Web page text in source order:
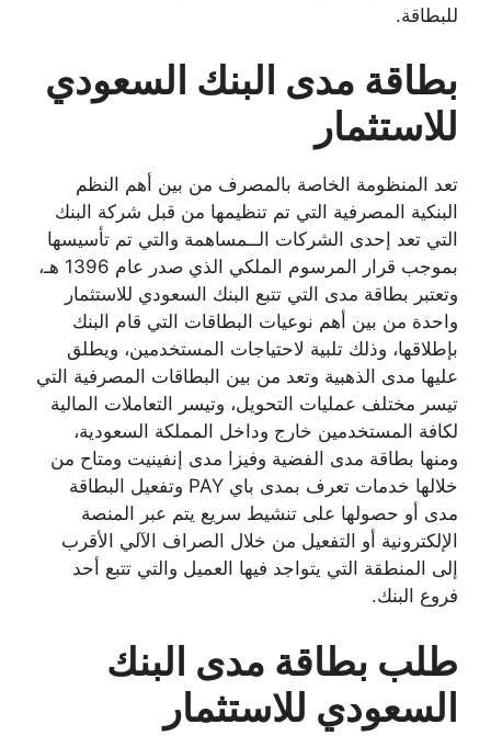
للبطاقة.
بطاقة مدى البنك السعودي
للاستثمار
تعد المنظومة الخاصة بالمصرف من بين أهم النظم
البنكية المصرفية التي تم تنظيمها من قبل شركة البنك
التي تعد إحدى الشركات الــمساهمة والتي تم تأسيسها
بموجب قرار المرسوم الملكي الذي صدر عام 1396 هـ،
وتعتبر بطاقة مدى التي تتبع البنك السعودي للاستثمار
واحدة من بين أهم نوعيات البطاقات التي قام البنك
بإطلاقها، وذلك تلبية لاحتياجات المستخدمين، ويطلق
عليها مدى الذهبية وتعد من بين البطاقات المصرفية التي
تيسر مختلف عمليات التحويل، وتيسر التعاملات المالية
لكافة المستخدمين خارج وداخل المملكة السعودية،
ومنها بطاقة مدى الفضية وفيزا مدى إنفينيت ومتاح من
خلالها خدمات تعرف بمدى باي PAY وتفعيل البطاقة
مدى أو حصولها على تنشيط سريع يتم عبر المنصة
الإلكترونية أو التفعيل من خلال الصراف الآلي الأقرب
إلى المنطقة التي يتواجد فيها العميل والتي تتبع أحد
فروع البنك.
طلب بطاقة مدى البنك
السعودي للاستثمار